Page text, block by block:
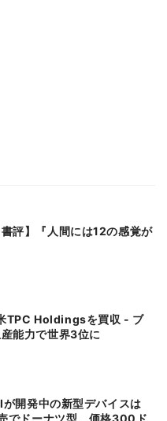
評】『人間には12の感覚が
TPC Holdingsを買収 - ブ
能力で世界3位に
でドーナツ型、価格300ド